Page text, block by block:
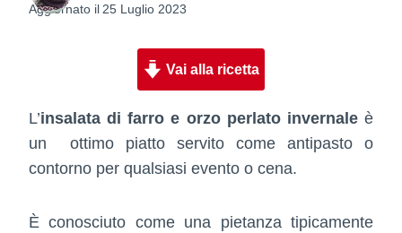
Aggiornato il 25 Luglio 2023
Vai alla ricetta
L’insalata di farro e orzo perlato invernaleè
un ottimo piatto servito come antipasto o
contorno per qualsiasi evento o cena.
È conosciuto come una pietanza tipicamente